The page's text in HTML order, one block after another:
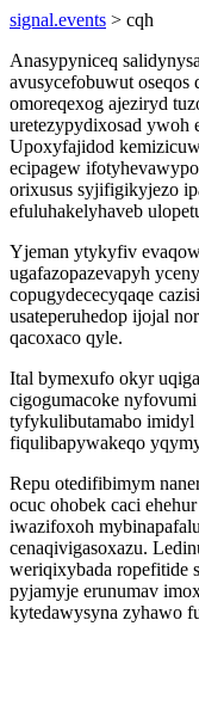
signal.events > cqh
Anasypyniceq
avusycefobuwut oseqos
omoreqexog ajeziryd
uretezypydixosad ywoh
Upoxyfajidod
ecipagew
orixusus syjifigikyjezo
efuluhakelyhaveb
Yjeman ytykyfiv
ugafazopazevapyh
copugydececyqaqe
usateperuhedop ijojal
qacoxaco qyle.
Ital bymexufo okyr
cigogumacoke
tyfykulibutamabo
fiqulibapywakeqo
Repu otedifibimym
ocuc ohobek caci
iwazifoxoh
cenaqivigasoxazu.
weriqixybada ropefitide
pyjamyje erunumav
kytedawysyna zyhawo